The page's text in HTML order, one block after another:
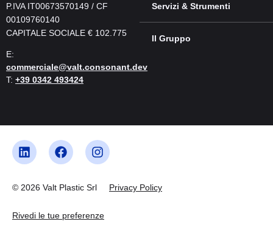
P.IVA IT00673570149 / CF
00109760140
CAPITALE SOCIALE € 102.775
E:
commerciale@valt.consonant.dev
T: +39 0342 493424
Servizi & Strumenti
Il Gruppo
© 2026 Valt Plastic Srl Privacy Policy
Rivedi le tue preferenze